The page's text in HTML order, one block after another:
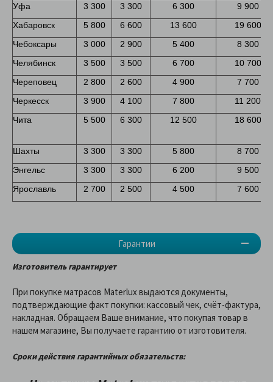
Гарантии
Уфа
3 300 3 300 6 300
9 900
Хабаровск
5 800 6 600 13 600
19 600
Чебоксары
3 000 2 900 5 400
8 300
Челябинск
3 500 3 500 6 700
10 700
Череповец
2 800 2 600 4 900
7 700
Черкесск
3 900 4 100 7 800
11 200
Чита
5 500 6 300 12 500 18 600
Шахты 3 300 3 300 5 800
8 700
Энгельс
3 300 3 300 6 200
9 500
Ярославль
2 700 2 500 4 500 7 600
Изготовитель гарантирует
При покупке матрасов Materlux выдаются документы,
подтверждающие факт покупки: кассовый чек, счёт-фактура,
накладная. Обращаем Ваше внимание, что покупая товар в
нашем магазине, Вы получаете гарантию от изготовителя.
Сроки действия гарантийных обязательств: